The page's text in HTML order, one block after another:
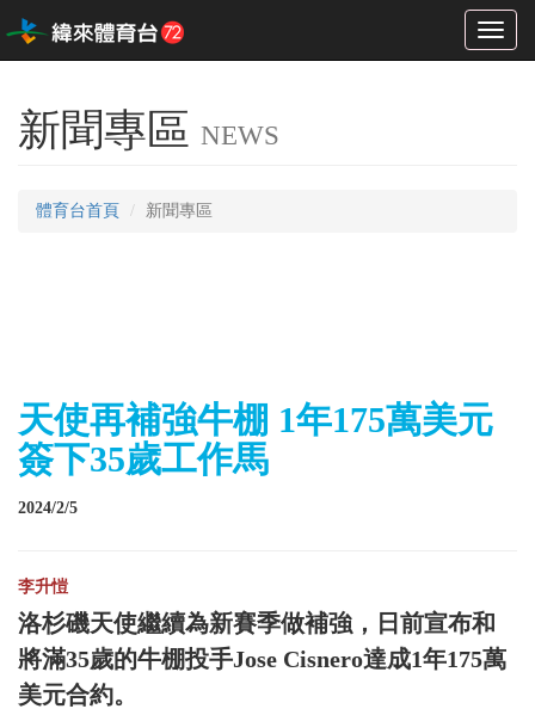
Toggle
新聞專區 NEWS
體育台首頁 新聞專區
天使再補強牛棚 1年175萬美元
簽下35歲工作馬
2024/2/5
李升愷
洛杉磯天使繼續為新賽季做補強，日前宣布和
將滿35歲的牛棚投手Jose Cisnero達成1年175萬
美元合約。